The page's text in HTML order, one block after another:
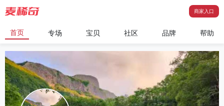
商家入口
首页 专场 宝贝 社区 品牌 帮助